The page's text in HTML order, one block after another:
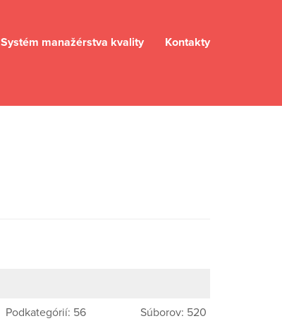
Systém manažérstva kvality Kontakty
Podkategórií: 56 Súborov: 520